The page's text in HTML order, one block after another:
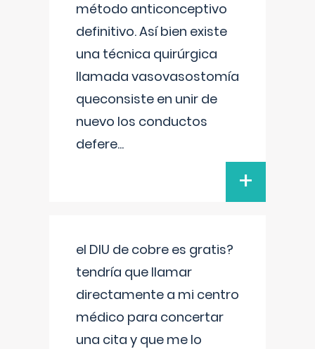
método anticonceptivo
definitivo. Así bien existe
una técnica quirúrgica
llamada vasovasostomía
queconsiste en unir de
nuevo los conductos
defere...
+
el DIU de cobre es gratis?
tendría que llamar
directamente a mi centro
médico para concertar
una cita y que me lo